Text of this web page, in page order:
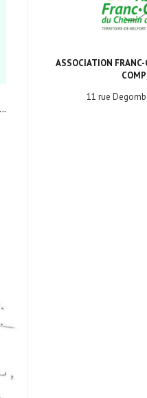
ASSOCIATION
11 rue